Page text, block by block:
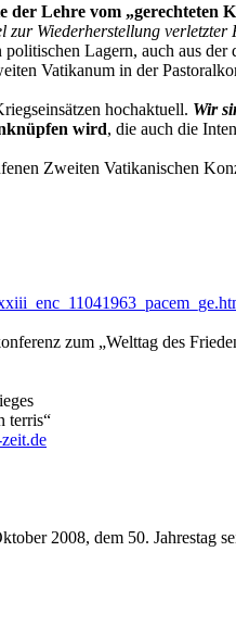
der Lehre vom „gerechteten
Wiederherstellung verletzter
Lagern, auch aus
Vatikanum in der
hochaktuell. Wir
wird, die auch die
Zweiten Vatikanischen
zum „Welttag des
terris“
2008, dem 50. Jahrestag